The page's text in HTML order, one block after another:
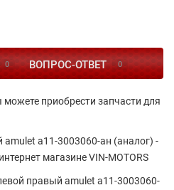
0 ВОПРОС-ОТВЕТ 0
приобрести запчасти для
a11-3003060-ан (аналог) -
магазине VIN-MOTORS
правый amulet a11-3003060-